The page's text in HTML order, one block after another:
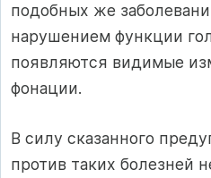
подобных же
нарушением функции
появляются видимые
фонации.
В силу сказанного
против таких болезней